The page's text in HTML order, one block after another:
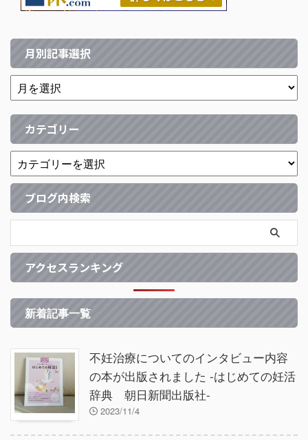
月別記事選択
カテゴリー
ブログ内検索
アクセスランキング
新着記事一覧
不妊治療についてのインタビュー内容
の本が出版されました -はじめての妊活
辞典 朝日新聞出版社-
2023/11/4